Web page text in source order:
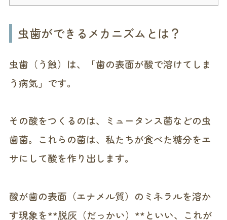
虫歯ができるメカニズムとは？
虫歯（う蝕）は、「歯の表面が酸で溶けてしま
う病気」です。
その酸をつくるのは、ミュータンス菌などの虫
歯菌。これらの菌は、私たちが食べた糖分をエ
サにして酸を作り出します。
酸が歯の表面（エナメル質）のミネラルを溶か
す現象を**脱灰（だっかい）**といい、これが